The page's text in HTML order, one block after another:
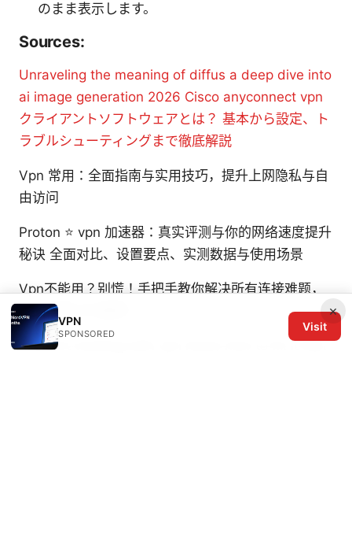
のまま表示します。
Sources:
Unraveling the meaning of diffus a deep dive into
ai image generation 2026 Cisco anyconnect vpn
クライアントソフトウェアとは？ 基本から設定、ト
ラブルシューティングまで徹底解説
Vpn 常用：全面指南与实用技巧，提升上网隐私与自
由访问
Proton ⭐ vpn 加速器：真实评测与你的网络速度提升
秘诀 全面对比、设置要点、实测数据与使用场景
Vpn不能用？别慌！手把手教你解决所有连接难题，
附送稳定VPN推荐！
Tubi not working with vpn heres how to fix it fast
×
VPN
SPONSORED
Visit